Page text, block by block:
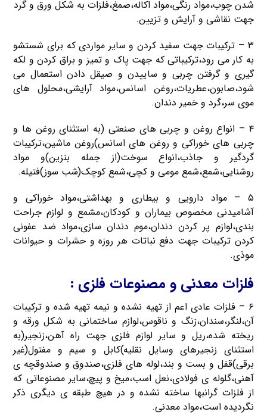
شدن چوب،مواد رنگی،مواد اکاله،صمغ،فلزات به شکل ورق و گرد
جهت نقاشی و آرایش و تزیین.
۳ – ترکیبات جهت سفید کردن و سایر مواردی که برای شستشو
به کار می رود،ترکیباتی که جهت پاک و تمیز و براق کردن و لکه
گیری و گرفتن چربی و ساییدن و صیقل دادن استعمال می
شود،صابون،عطریات،روغن اسانس،مواد آرایشی،محلول های
موی سر،گرد و خمیر دندان.
۴ – انواع روغن و چربی های صنعتی (به استثنای روغن ها و
چربی های خوراکی و روغن های اسانس)روغن ماشین،ترکیبات
گردگیر و جاذب،انواع سوخت(از جمله بنزین)و مواد
روشنایی،شمع،شمع مومی و کچی،شمع کوچک(شب سوز)فتیله.
۵ – مواد دارویی و بیطاری و بهداشتی،مواد خوراکی و
آشامیدنی مخصوص بیماران و کودکان،مشمع و لوازم جراحت
بندی،لوازم پر کردن دندان،موم دندان سازی،مواد ضد عفونی
کردن ترکیبات جهت دفع نباتات هر روزه و حشرات و حیوانات
موذی.
فلزات معدنی و مصنوعات فلزی :
۶ – فلزات عادی اعم از تهیه نشده و نیمه تهیه شده و ترکیبات
آن،لنگر،سندان،زنگ و ناقوس،لوازم ساختمانی به شکل ورقه و
ریخته شده،ریل و سایر لوازم فلزی جهت راه آهن،زنجیر(به
استثنای زنجیرهای وسایل نقلیه)کابل و سیم و مفتول(غیر
برقی)قفل و بست و بند،لوله های فلزی،صندوق و صندوقچه ی
آهنی،گلوله ی فولادی،نعل اسب،میخ و پیچ،سایر مصنوعاتی که
از فلزات گرانبها ساخته نشده و در هیچ طبقه ی دیگری ذکر
نگردیده است،مواد معدنی.